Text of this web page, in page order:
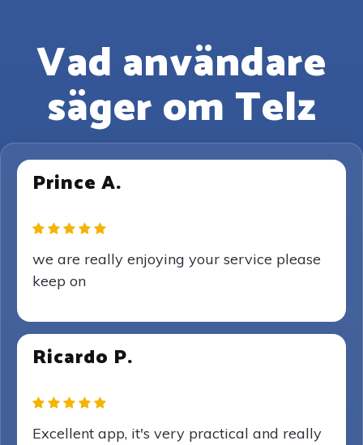
Vad användare
säger om Telz
Prince A.
we are really enjoying your service please
keep on
Ricardo P.
Excellent app, it's very practical and really